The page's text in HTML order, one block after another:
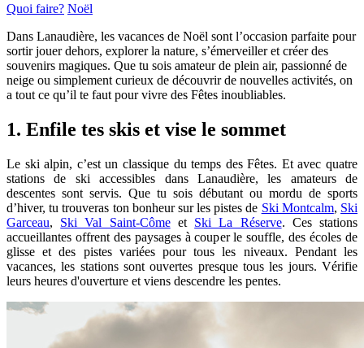
Quoi faire? Noël
Dans Lanaudière, les vacances de Noël sont l’occasion parfaite pour
sortir jouer dehors, explorer la nature, s’émerveiller et créer des
souvenirs magiques. Que tu sois amateur de plein air, passionné de
neige ou simplement curieux de découvrir de nouvelles activités, on
a tout ce qu’il te faut pour vivre des Fêtes inoubliables.
1. Enfile tes skis et vise le sommet
Le ski alpin, c’est un classique du temps des Fêtes. Et avec quatre
stations de ski accessibles dans Lanaudière, les amateurs de
descentes sont servis. Que tu sois débutant ou mordu de sports
d’hiver, tu trouveras ton bonheur sur les pistes de Ski Montcalm, Ski
Garceau, Ski Val Saint-Cômeet Ski La Réserve. Ces stations
accueillantes offrent des paysages à couper le souffle, des écoles de
glisse et des pistes variées pour tous les niveaux. Pendant les
vacances, les stations sont ouvertes presque tous les jours. Vérifie
leurs heures d'ouverture et viens descendre les pentes.